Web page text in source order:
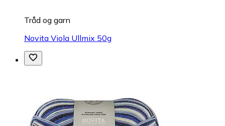
Tråd og garn
Novita Viola Ullmix 50g